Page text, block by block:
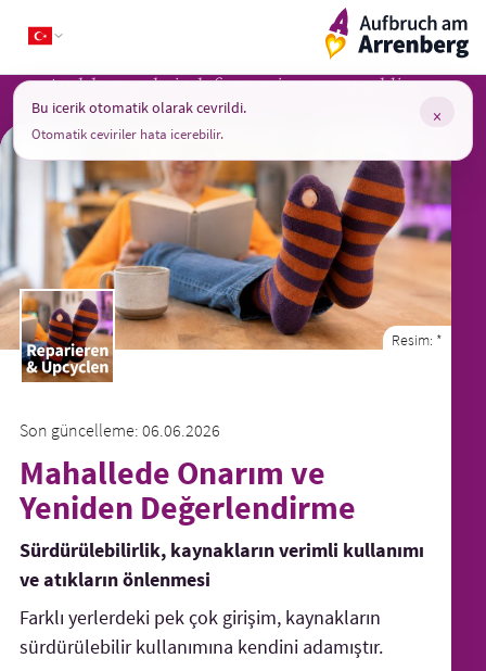
content
ArrenbergApp
Artık bazı şeyleri telafi etmenin zamanı geldi.
Resim: *
Son güncelleme: 06.06.2026
Mahallede Onarım ve
Yeniden Değerlendirme
Sürdürülebilirlik, kaynakların verimli kullanımı
ve atıkların önlenmesi
Farklı yerlerdeki pek çok girişim, kaynakların
sürdürülebilir kullanımına kendini adamıştır.
Bu icerik otomatik olarak cevrildi.
Otomatik ceviriler hata icerebilir.
×